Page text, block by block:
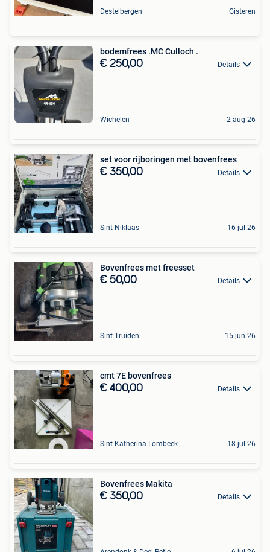
Destelbergen Gisteren
bodemfrees .MC Culloch .
€ 250,00 Details
Wichelen 2 aug 26
set voor rijboringen met bovenfrees
€ 350,00 Details
Sint-Niklaas 16 jul 26
Bovenfrees met freesset
€ 50,00 Details
Sint-Truiden 15 jun 26
cmt 7E bovenfrees
€ 400,00 Details
Sint-Katherina-Lombeek 18 jul 26
Bovenfrees Makita
€ 350,00 Details